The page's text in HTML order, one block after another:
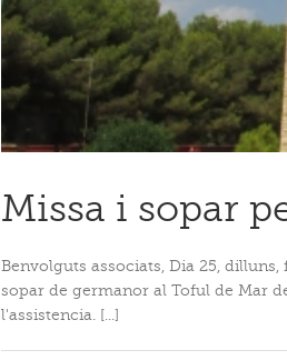
Missa i sopar
Benvolguts associats, Dia 25,
sopar de germanor al Toful de Mar
l'assistencia. [...]